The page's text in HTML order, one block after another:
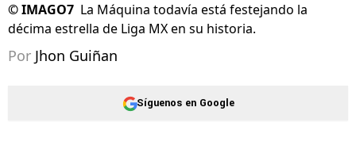
©IMAGO7 La Máquina todavía está festejando la
décima estrella de Liga MX en su historia.
Por Jhon Guiñan
Síguenos en Google